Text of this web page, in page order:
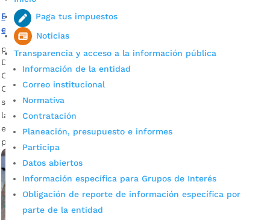
Paga tus impuestos
Noticias
Transparencia y acceso a la información pública
Información de la entidad
Correo institucional
Normativa
Contratación
Planeación, presupuesto e informes
Participa
Datos abiertos
Información específica para Grupos de Interés
Obligación de reporte de información específica por
parte de la entidad
Bomberos de Bucaramanga ha atendido ocho
emergencias en ascensores este año
porAlcaldía de Bucaramanga | Sep 16, 2020
Noticias
Descargar audio: Capitán William’s Domínguez, jefe de
Operaciones del Cuerpo de Bomberos de Bucaramanga El
Cuerpo Oficial de Bomberos de Bucaramanga no solo está al
servicio de los ciudadanos para apaciguar incendios. Dentro
las labores que desarrollan nuestros socorristas también se
encuentran la atención de incidentes con materiales
peligrosos, explosiones y rescates en todas sus […]